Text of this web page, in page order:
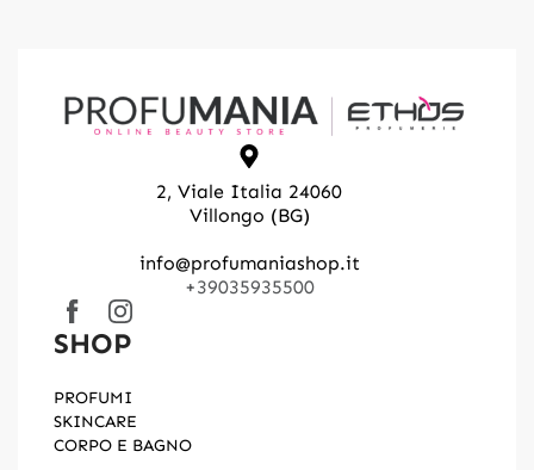
2, Viale Italia 24060
Villongo (BG)
info@profumaniashop.it
+39035935500
SHOP
PROFUMI
SKINCARE
CORPO E BAGNO